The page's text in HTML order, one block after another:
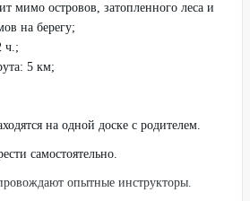
мимо островов, затопленного леса и
на берегу;
ч.;
5 км;
на одной доске с родителем.
самостоятельно.
опытные инструкторы.